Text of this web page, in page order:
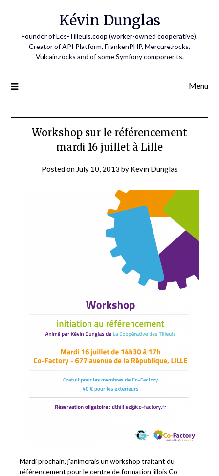
Kévin Dunglas
Founder of Les-Tilleuls.coop (worker-owned cooperative).
Creator of API Platform, FrankenPHP, Mercure.rocks,
Vulcain.rocks and of some Symfony components.
Menu
Workshop sur le référencement
mardi 16 juillet à Lille
Posted on July 10, 2013 by Kévin Dunglas
Mardi prochain, j’animerais un workshop traitant du
référencement pour le centre de formation lillois Co-